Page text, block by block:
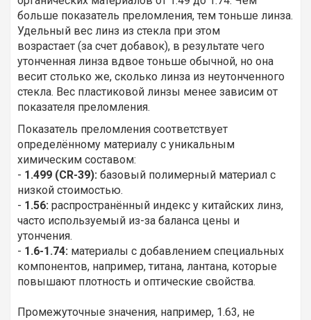
больше показатель преломления, тем тоньше линза.
Удельный вес линз из стекла при этом
возрастает (за счет добавок), в результате чего
утонченная линза вдвое тоньше обычной, но она
весит столько же, сколько линза из неутонченного
стекла. Вес пластиковой линзы менее зависим от
показателя преломления.
Показатель преломления соответствует
определённому материалу с уникальным
химическим составом:
- 1.499 (CR-39): базовый полимерный материал с
низкой стоимостью.
- 1.56: распространённый индекс у китайских линз,
часто используемый из-за баланса цены и
утончения.
- 1.6-1.74: материалы с добавлением специальных
компонентов, например, титана, лантана, которые
повышают плотность и оптические свойства.
Промежуточные значения, например, 1.63, не